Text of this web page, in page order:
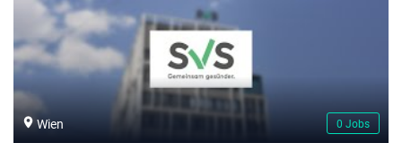
Landes im Dienst der Öffentlichkeit.Unser Leitbild ist der Beginn
einer Reise zu einem neuen Selbstverständnis. Es beschreibt nicht
was wir tun, sondern wie wir es tun wollen, nicht wo wir sind,
sondern wo wir hinwollen.Kostbares bewahren - Wir bauen auf
vorhandene Stärken und Werte und bewahren diese.Verantwortung
leben - Wir übernehmen aktiv Verantwortung für unser Handeln und
unsere Entscheidungen.Zukunft gestalten - Wir gestalten
gemeinsam die Zukunft unserer Organisation und unseres Landes.
0 Jobs
Wien